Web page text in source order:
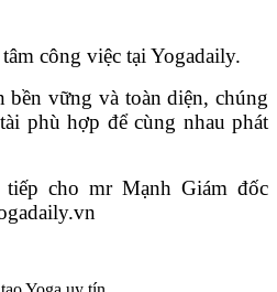
công việc tại Yogadaily.
vững và toàn diện, chúng
phù hợp để cùng nhau phát
cho mr Mạnh Giám đốc